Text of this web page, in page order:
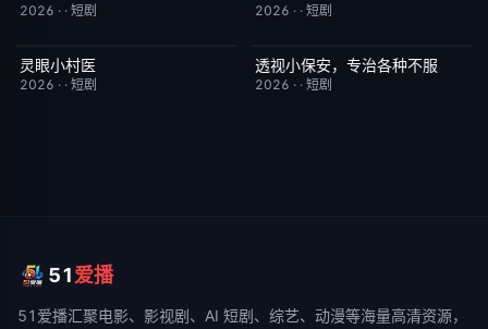
2026 · · 短剧 2026 · · 短剧
完结
灵眼小村医
2026 · · 短剧
完结
透视小保安，专治各种不服
2026 · · 短剧
51爱播
51爱播汇聚电影、影视剧、AI 短剧、综艺、动漫等海量高清资源，